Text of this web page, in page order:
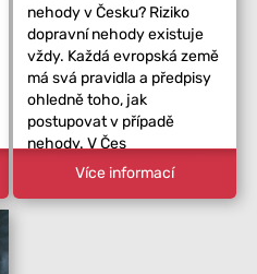
nehody v Česku? Riziko
dopravní nehody existuje
vždy. Každá evropská země
má svá pravidla a předpisy
ohledně toho, jak
postupovat v případě
nehody. V Čes
Více informací